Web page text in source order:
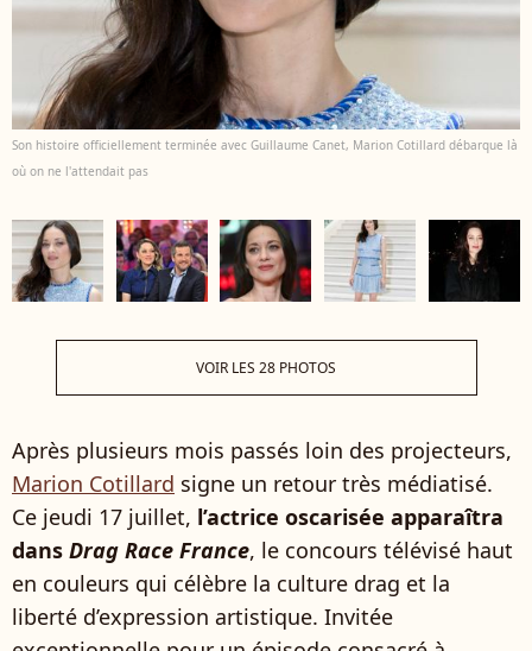
Son histoire officiellement terminée avec Guillaume Canet, Marion Cotillard débarque là
où on ne l'attendait pas
VOIR LES 28 PHOTOS
Après plusieurs mois passés loin des projecteurs,
Marion Cotillard signe un retour très médiatisé.
Ce jeudi 17 juillet, l’actrice oscarisée apparaîtra
dans Drag Race France, le concours télévisé haut
en couleurs qui célèbre la culture drag et la
liberté d’expression artistique. Invitée